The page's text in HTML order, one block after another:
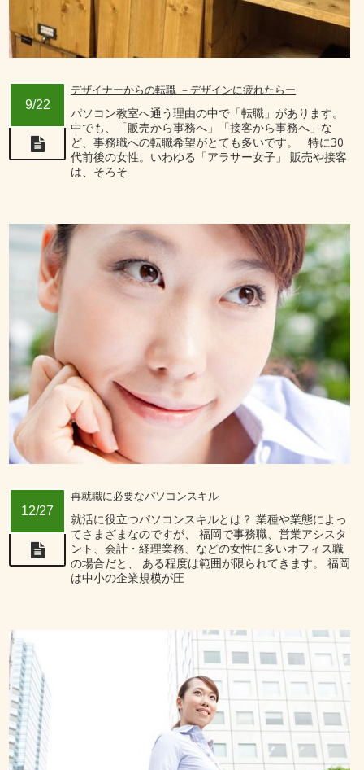
9/22
デザイナーからの転職 －デザインに疲れたらー
パソコン教室へ通う理由の中で「転職」があります。
中でも、「販売から事務へ」「接客から事務へ」な
ど、事務職への転職希望がとても多いです。 特に30
代前後の女性。いわゆる「アラサー女子」 販売や接客
は、そろそ
12/27
再就職に必要なパソコンスキル
就活に役立つパソコンスキルとは？ 業種や業態によっ
てさまざまなのですが、 福岡で事務職、営業アシスタ
ント、会計・経理業務、などの女性に多いオフィス職
の場合だと、 ある程度は範囲が限られてきます。 福岡
は中小の企業規模が圧